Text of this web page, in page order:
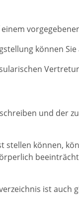
können
und der
stellen können,
ist auch